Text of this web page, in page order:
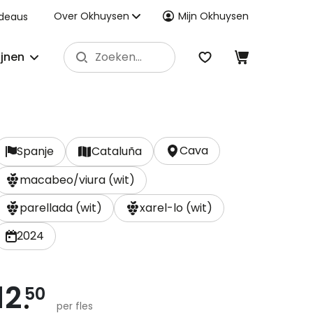
Over Okhuysen Mijn Okhuysen
Spanje Cataluña
Cava
macabeo/viura (wit)
parellada (wit)
xarel-lo (wit)
2024
50
per fles